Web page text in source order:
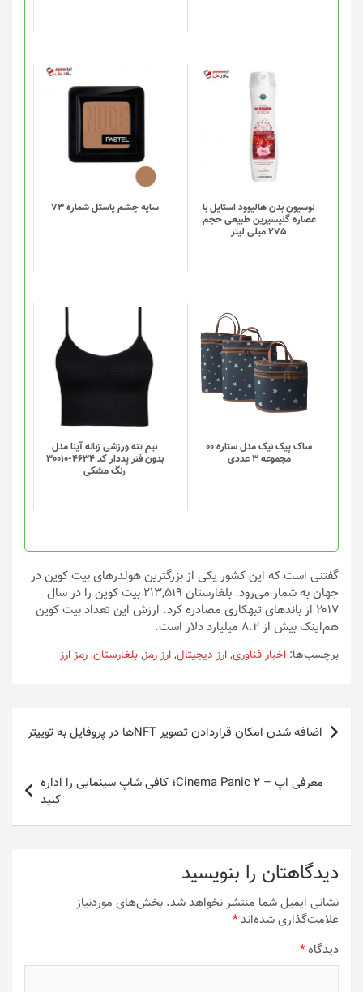
محصول
انتخاب
شوند
لوسیون بدن هالیوود استایل با
عصاره گلیسیرین طبیعی حجم
275 میلی لیتر
سایه چشم پاستل شماره 73
ساک پیک نیک مدل ستاره 00
مجموعه 3 عددی
این
محصول
دارای
انواع
مختلفی
گزینه
ها
محصول
انتخاب
شوند
نیم تنه ورزشی زنانه آینا مدل
بدون فنر پددار کد 4634-30010
رنگ مشکی
محصول
دارای
باشد.
گزینه
ها
ممکن
محصول
شوند
گفتنی است که این کشور یکی از بزرگترین هولدرهای بیت کوین در
جهان به شمار می‌رود. بلغارستان ۲۱۳,۵۱۹ بیت کوین را در سال
۲۰۱۷ از باندهای تبهکاری مصادره کرد. ارزش این تعداد بیت کوین
هم‌اینک بیش از ۸.۲ میلیارد دلار است.
برچسب‌ها: اخبار فناوری,ارز دیجیتال,ارز رمز,بلغارستان,رمز ارز
راهبری
نوشته
اضافه شدن امکان قراردادن تصویر NFTها در پروفایل به توییتر
معرفی اپ – Cinema Panic 2؛ کافی شاپ سینمایی را اداره
کنید
دیدگاهتان را بنویسید
نشانی ایمیل شما منتشر نخواهد شد. بخش‌های موردنیاز
علامت‌گذاری شده‌اند*
دیدگاه*